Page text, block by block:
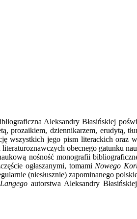
Aleksandry Błasińskiej
prozaikiem, dziennikarzem, erudytą,
wszystkich jego pism literackich
literaturoznawczych obecnego gatunku
nośność monografii
ogłaszanymi, tomami Nowego
(niesłusznie) zapominanego
autorstwa Aleksandry